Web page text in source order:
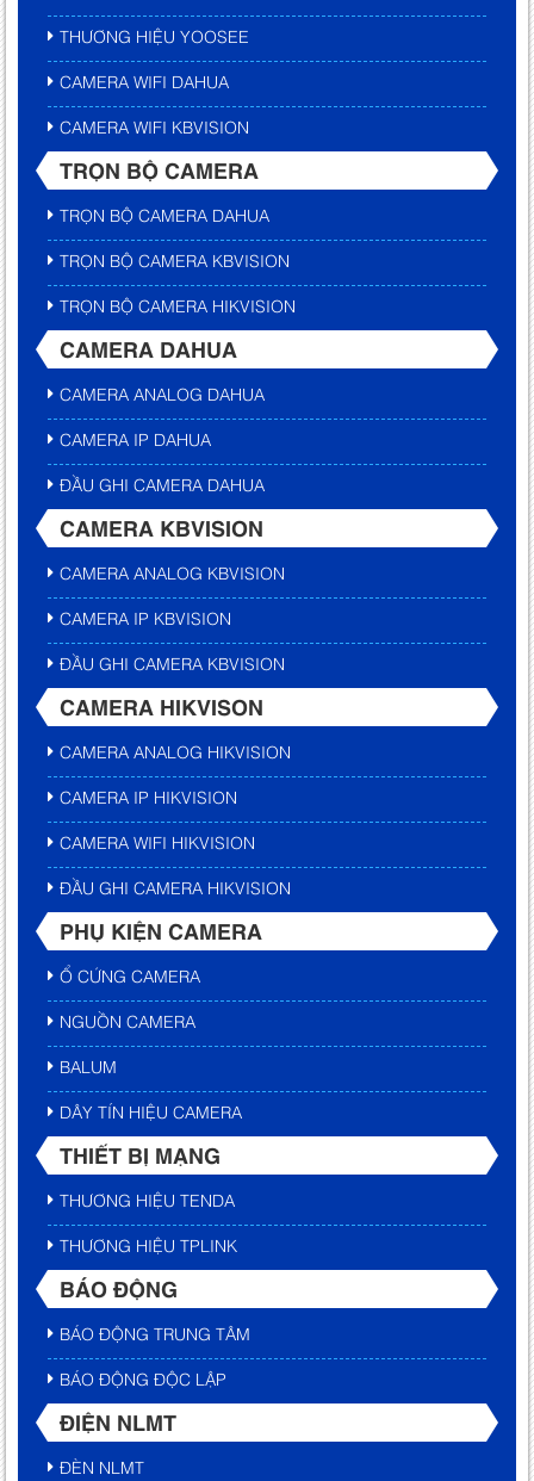
THƯƠNG HIỆU YOOSEE
CAMERA WIFI DAHUA
CAMERA WIFI KBVISION
TRỌN BỘ CAMERA
TRỌN BỘ CAMERA DAHUA
TRỌN BỘ CAMERA KBVISION
TRỌN BỘ CAMERA HIKVISION
CAMERA DAHUA
CAMERA ANALOG DAHUA
CAMERA IP DAHUA
ĐẦU GHI CAMERA DAHUA
CAMERA KBVISION
CAMERA ANALOG KBVISION
CAMERA IP KBVISION
ĐẦU GHI CAMERA KBVISION
CAMERA HIKVISON
CAMERA ANALOG HIKVISION
CAMERA IP HIKVISION
CAMERA WIFI HIKVISION
ĐẦU GHI CAMERA HIKVISION
PHỤ KIỆN CAMERA
Ổ CỨNG CAMERA
NGUỒN CAMERA
BALUM
DÂY TÍN HIỆU CAMERA
THIẾT BỊ MẠNG
THƯƠNG HIỆU TENDA
THƯƠNG HIỆU TPLINK
BÁO ĐỘNG
BÁO ĐỘNG TRUNG TÂM
BÁO ĐỘNG ĐỘC LẬP
ĐIỆN NLMT
ĐÈN NLMT